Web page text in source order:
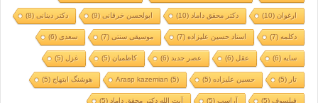
ارغوان(10) دکتر محقق داماد (10) ابولحسن خرقانی(9) دکتر دینانی(8)
دکلمه(7) استاد حسین علیزاده(7) موسیقی سنتی(7) سعدی(6)
سایه(6) عقل (6) عصر جدید (6) کاظمیان(5) غزل (5)
تار (5) حسین علیزاده(5)
Arasp kazemian (5) هوشنگ ابتهاج(5)
فیلسوف(5) آراسپ(5) آیت الله دکتر محقق داماد (5)